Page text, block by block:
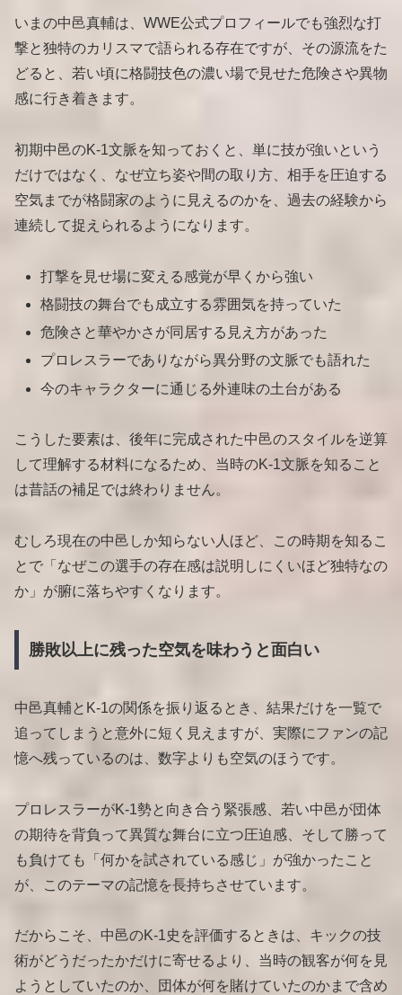
いまの中邑真輔は、WWE公式プロフィールでも強烈な打
撃と独特のカリスマで語られる存在ですが、その源流をた
どると、若い頃に格闘技色の濃い場で見せた危険さや異物
感に行き着きます。
初期中邑のK-1文脈を知っておくと、単に技が強いという
だけではなく、なぜ立ち姿や間の取り方、相手を圧迫する
空気までが格闘家のように見えるのかを、過去の経験から
連続して捉えられるようになります。
打撃を見せ場に変える感覚が早くから強い
格闘技の舞台でも成立する雰囲気を持っていた
危険さと華やかさが同居する見え方があった
プロレスラーでありながら異分野の文脈でも語れた
今のキャラクターに通じる外連味の土台がある
こうした要素は、後年に完成された中邑のスタイルを逆算
して理解する材料になるため、当時のK-1文脈を知ること
は昔話の補足では終わりません。
むしろ現在の中邑しか知らない人ほど、この時期を知るこ
とで「なぜこの選手の存在感は説明しにくいほど独特なの
か」が腑に落ちやすくなります。
勝敗以上に残った空気を味わうと面白い
中邑真輔とK-1の関係を振り返るとき、結果だけを一覧で
追ってしまうと意外に短く見えますが、実際にファンの記
憶へ残っているのは、数字よりも空気のほうです。
プロレスラーがK-1勢と向き合う緊張感、若い中邑が団体
の期待を背負って異質な舞台に立つ圧迫感、そして勝って
も負けても「何かを試されている感じ」が強かったこと
が、このテーマの記憶を長持ちさせています。
だからこそ、中邑のK-1史を評価するときは、キックの技
術がどうだったかだけに寄せるより、当時の観客が何を見
ようとしていたのか、団体が何を賭けていたのかまで含め